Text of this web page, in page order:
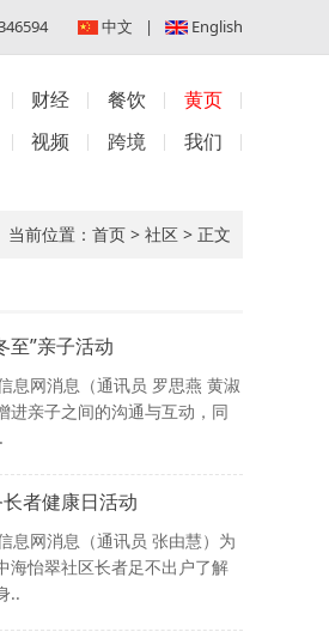
中文 | English
财经 餐饮
黄页
视频 跨境 我们
当前位置： 首页 > 社区 > 正文
至”亲子活动
息网消息（通讯员 罗思燕 黄淑
进亲子之间的沟通与互动，同
者健康日活动
息网消息（通讯员 张由慧）为
海怡翠社区长者足不出户了解
..